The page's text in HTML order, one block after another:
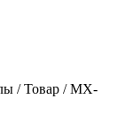
/ Товар / MX-